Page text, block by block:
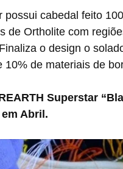
de Ortholite com
o design o
de materiais de
Abril.